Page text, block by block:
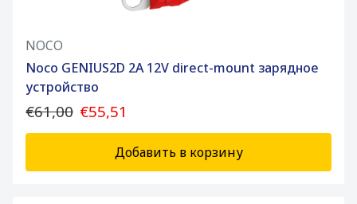
NOCO
Noco GENIUS2D 2A 12V direct-mount зарядное
устройство
€61,00 €55,51
Добавить в корзину